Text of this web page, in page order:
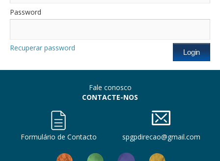
Password
Recuperar password
Fale conosco
CONTACTE-NOS
Formulário de Contacto spgpdirecao@gmail.com